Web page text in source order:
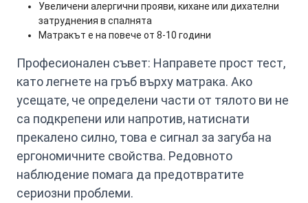
Увеличени алергични прояви, кихане или дихателни
затруднения в спалнята
Матракът е на повече от 8-10 години
Професионален съвет: Направете прост тест,
като легнете на гръб върху матрака. Ако
усещате, че определени части от тялото ви не
са подкрепени или напротив, натиснати
прекалено силно, това е сигнал за загуба на
ергономичните свойства. Редовното
наблюдение помага да предотвратите
сериозни проблеми.